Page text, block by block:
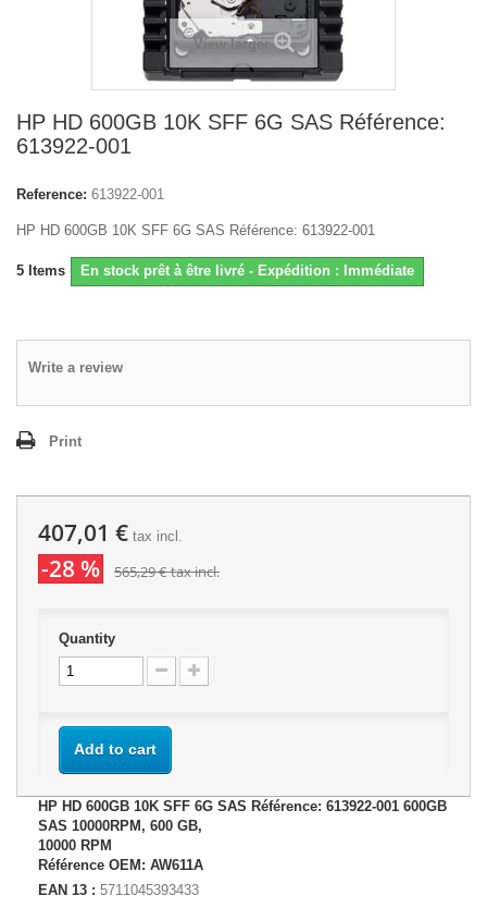
View larger
HP HD 600GB 10K SFF 6G SAS Référence:
613922-001
Reference: 613922-001
HP HD 600GB 10K SFF 6G SAS Référence: 613922-001
5 Items En stock prêt à être livré - Expédition : Immédiate
Write a review
Print
407,01 € tax incl.
-28 % 565,29 €tax incl.
Quantity
Add to cart
HP HD 600GB 10K SFF 6G SAS Référence: 613922-001 600GB
SAS 10000RPM, 600 GB,
10000 RPM
Référence OEM: AW611A
EAN 13 : 5711045393433